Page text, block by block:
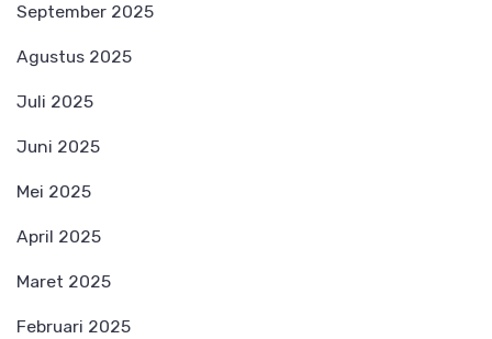
September 2025
Agustus 2025
Juli 2025
Juni 2025
Mei 2025
April 2025
Maret 2025
Februari 2025